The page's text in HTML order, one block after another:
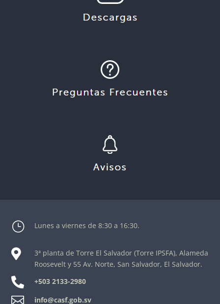
} Lunes a viernes de 8:30 a 16:30.

3ª planta de Torre El Salvador (Torre IPSFA), Alameda
Roosevelt y 55 Av. Norte, San Salvador, El Salvador.
 +503 2133-2980
 info@casf.gob.sv